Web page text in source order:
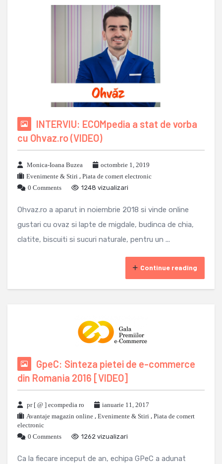
INTERVIU: ECOMpedia a stat de vorba
cu Ohvaz.ro (VIDEO)
Monica-Ioana Buzea
octombrie 1, 2019
Evenimente & Stiri , Piata de comert electronic
0 Comments
1248 vizualizari
Ohvaz.ro a aparut in noiembrie 2018 si vinde online
gustari cu ovaz si lapte de migdale, budinca de chia,
clatite, biscuiti si sucuri naturale, pentru un ...
Continue reading
GpeC: Sinteza pietei de e-commerce
din Romania 2016 [VIDEO]
pr [ @ ] ecompedia ro
ianuarie 11, 2017
Avantaje magazin online , Evenimente & Stiri , Piata de comert
electronic
0 Comments
1262 vizualizari
Ca la fiecare inceput de an, echipa GPeC a adunat